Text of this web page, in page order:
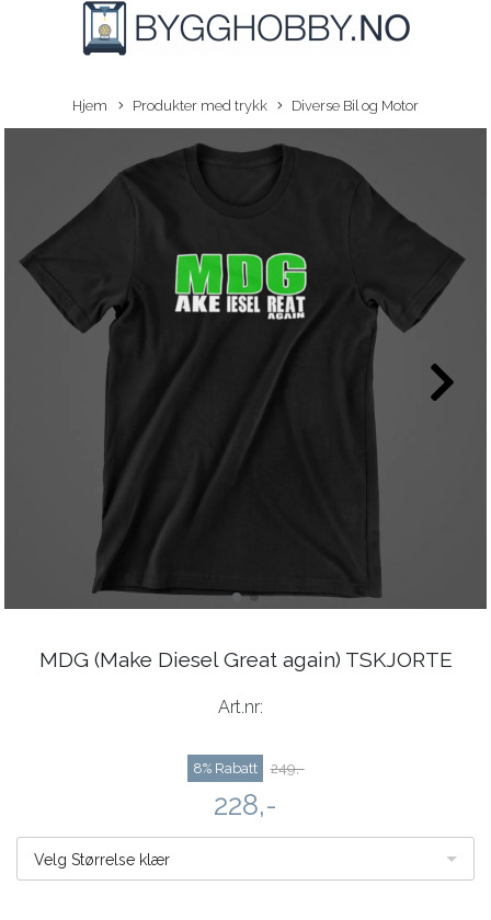
Hjem Produkter med trykk Diverse Bil og Motor
MDG (Make Diesel Great again) TSKJORTE
Art.nr:
8% Rabatt 249,-
228,-
Velg Størrelse klær